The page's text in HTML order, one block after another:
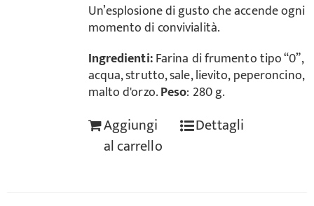
Un’esplosione di gusto che accende ogni
momento di convivialità.
Ingredienti:Farina di frumento tipo “0”,
acqua, strutto, sale, lievito, peperoncino,
malto d'orzo.Peso: 280 g.
Aggiungi
al carrello
Dettagli